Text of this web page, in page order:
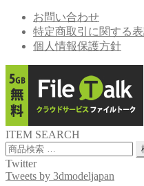
お問い合わせ
特定商取引に関する
個人情報保護方針
ITEM SEARCH
検
索
対
Twitter
Tweets by 3dmodeljapan